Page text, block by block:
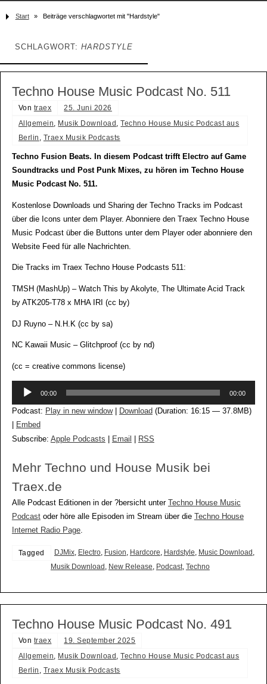
Start » Beiträge verschlagwortet mit "Hardstyle"
SCHLAGWORT: HARDSTYLE
Techno House Music Podcast No. 511
Von traex
25. Juni 2026
Allgemein, Musik Download ,Techno House Music Podcast aus
Berlin , Traex Musik Podcasts
Techno Fusion Beats. In diesem Podcast trifft Electro auf Game
Soundtracks und Post Punk Mixes, zu hören im Techno House
Music Podcast No. 511.
Kostenlose Downloads und Sharing der Techno Tracks im Podcast
über die Icons unter dem Player. Abonniere den Traex Techno House
Music Podcast über die Buttons unter dem Player oder abonniere den
Website Feed für alle Nachrichten.
Die Tracks im Traex Techno House Podcasts 511:
TMSH (MashUp) – Watch This by Akolyte, The Ultimate Acid Track
by ATK205-T78 x MHA IRI (cc by)
DJ Ruyno – N.H.K (cc by sa)
NC Kawaii Music – Glitchproof (cc by nd)
(cc = creative commons license)
Audio-
00:00 00:00
Podcast: Play in new window| Download (Duration: 16:15 — 37.8MB)
Embed
Subscribe: Apple Podcasts Email RSS
Mehr Techno und House Musik bei
Traex.de
Alle Podcast Editionen in der ?bersicht unter
Techno House Music
Podcastoder höre alle Episoden im Stream über die
Techno House
Internet Radio Page.
Tagged DJMix, Electro, Fusion, Hardcore, Hardstyle, Music Download ,
Musik Download , New Release, Podcast, Techno
Techno House Music Podcast No. 491
Von traex
19. September 2025
Allgemein
Musik Download ,Techno House Music Podcast aus
Berlin
Traex Musik Podcasts